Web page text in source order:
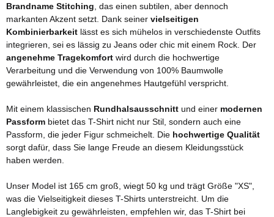
Brandname Stitching , das einen subtilen, aber dennoch
markanten Akzent setzt. Dank seiner vielseitigen
Kombinierbarkeit lässt es sich mühelos in verschiedenste Outfits
integrieren, sei es lässig zu Jeans oder chic mit einem Rock. Der
angenehme Tragekomfort wird durch die hochwertige
Verarbeitung und die Verwendung von 100% Baumwolle
gewährleistet, die ein angenehmes Hautgefühl verspricht.
Mit einem klassischen Rundhalsausschnitt und einer modernen
Passform bietet das T-Shirt nicht nur Stil, sondern auch eine
Passform, die jeder Figur schmeichelt. Die hochwertige Qualität
sorgt dafür, dass Sie lange Freude an diesem Kleidungsstück
haben werden.
Unser Model ist 165 cm groß, wiegt 50 kg und trägt Größe "XS",
was die Vielseitigkeit dieses T-Shirts unterstreicht. Um die
Langlebigkeit zu gewährleisten, empfehlen wir, das T-Shirt bei